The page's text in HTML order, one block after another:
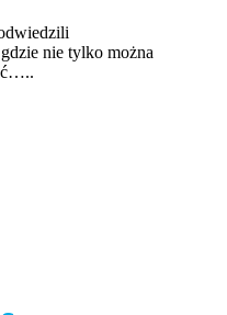
nie tylko można